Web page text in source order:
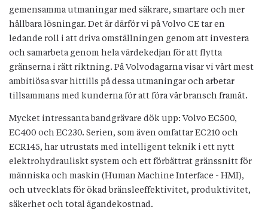
gemensamma utmaningar med säkrare, smartare och mer
hållbara lösningar. Det är därför vi på Volvo CE tar en
ledande roll i att driva omställningen genom att investera
och samarbeta genom hela värdekedjan för att flytta
gränserna i rätt riktning. På Volvodagarna visar vi vårt mest
ambitiösa svar hittills på dessa utmaningar och arbetar
tillsammans med kunderna för att föra vår bransch framåt.
Mycket intressanta bandgrävare dök upp: Volvo EC500,
EC400 och EC230. Serien, som även omfattar EC210 och
ECR145, har utrustats med intelligent teknik i ett nytt
elektrohydrauliskt system och ett förbättrat gränssnitt för
människa och maskin (Human Machine Interface - HMI),
och utvecklats för ökad bränsleeffektivitet, produktivitet,
säkerhet och total ägandekostnad.